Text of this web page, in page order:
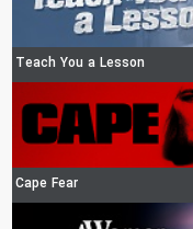
Teach You a Lesson
Cape Fear